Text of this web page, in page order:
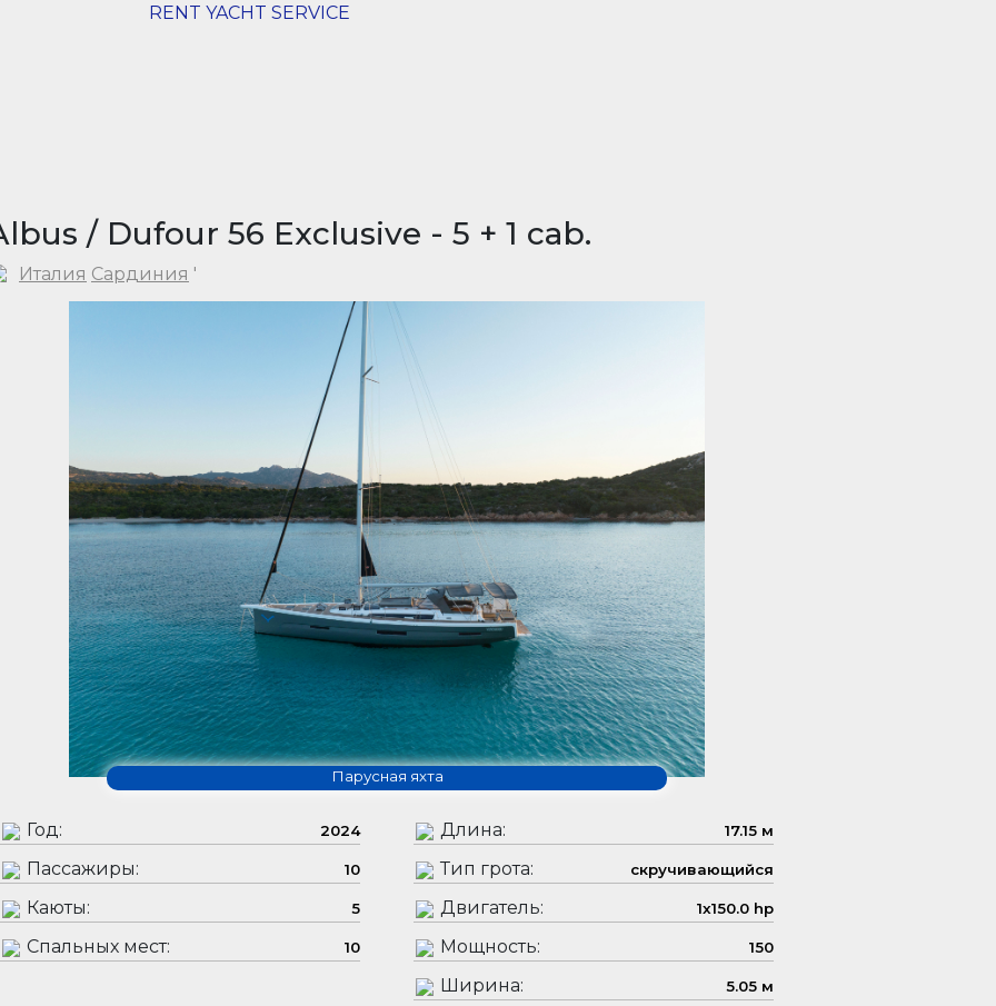
RENT YACHT SERVICE
/ Dufour 56 Exclusive - 5 + 1 cab.
Италия Сардиния '
Парусная яхта
Год: 2024
Пассажиры: 10
Каюты: 5
Спальных мест: 10
Длина: 17.15 м
Тип грота: скручивающийся
Двигатель: 1x150.0 hp
Мощность: 150
Ширина: 5.05 м